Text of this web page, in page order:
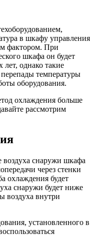
в шкафу управления
фактором. При
шкафа он будет
лет, однако такие
температуры
оборудования.
охлаждения больше
рассмотрим
воздуха снаружи шкафа
через стенки
охлаждения будет
снаружи будет ниже
воздуха внутри
установленного в